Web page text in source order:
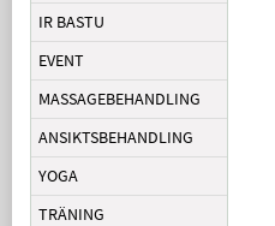
IR BASTU
EVENT
MASSAGEBEHANDLING
ANSIKTSBEHANDLING
YOGA
TRÄNING